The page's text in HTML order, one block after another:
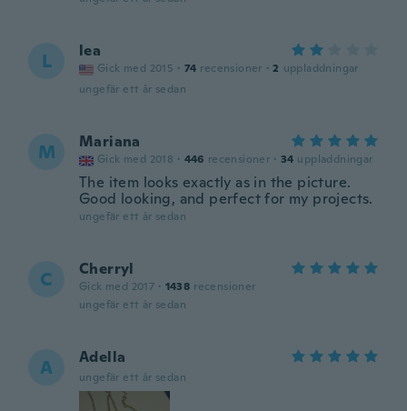
L lea
Gick med 2015 · 74 recensioner · 2 uppladdningar
ungefär ett år sedan
M Mariana
Gick med 2018 · 446 recensioner · 34 uppladdningar
The item looks exactly as in the picture.
Good looking, and perfect for my projects.
ungefär ett år sedan
C Cherryl
Gick med 2017 · 1438 recensioner
ungefär ett år sedan
A Adella
ungefär ett år sedan